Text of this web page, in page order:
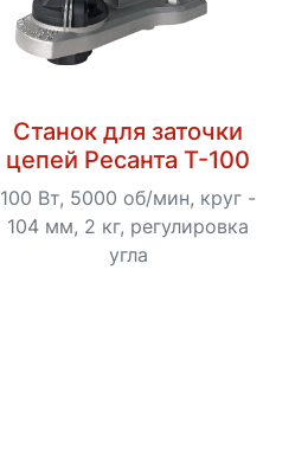
Станок для заточки
цепей Ресанта Т-100
100 Вт, 5000 об/мин, круг -
104 мм, 2 кг, регулировка
угла